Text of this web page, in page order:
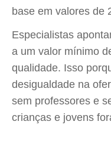
base em valores de
Especialistas
a um valor mínimo
qualidade. Isso
desigualdade na
sem professores e
crianças e jovens